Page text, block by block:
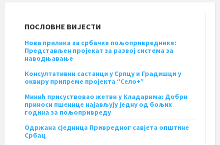
ПОСЛОВНЕ ВИЈЕСТИ
Нова прилика за србачке пољопривреднике:
Представљен пројекат за развој система за
наводњавање
Консултативни састанци у Српцу и Градишци у
оквиру припреме пројекта “Село+”
Минић присуствовао жетви у Кладарима: Добри
приноси пшенице најављују једну од бољих
година за пољопривреду
Одржана сједница Привредног савјета општине
Србац